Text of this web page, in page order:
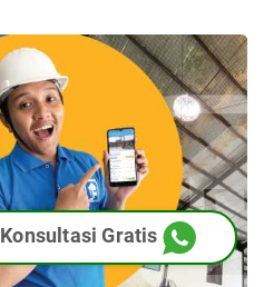
Konsultasi Gratis